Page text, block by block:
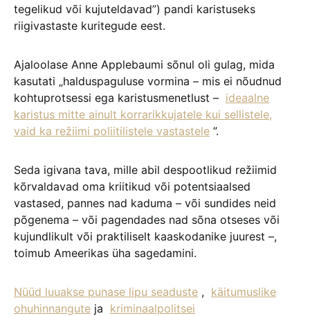
tegelikud või kujuteldavad”) pandi karistuseks
riigivastaste kuritegude eest.
Ajaloolase Anne Applebaumi sõnul oli gulag, mida
kasutati „halduspaguluse vormina – mis ei nõudnud
kohtuprotsessi ega karistusmenetlust – ideaalne
karistus mitte ainult korrarikkujatele kui sellistele,
vaid ka režiimi poliitilistele vastastele ”.
Seda igivana tava, mille abil despootlikud režiimid
kõrvaldavad oma kriitikud või potentsiaalsed
vastased, pannes nad kaduma – või sundides neid
põgenema – või pagendades nad sõna otseses või
kujundlikult või praktiliselt kaaskodanike juurest –,
toimub Ameerikas üha sagedamini.
Nüüd luuakse punase lipu seaduste , käitumuslike
ohuhinnangute ja kriminaalpolitsei